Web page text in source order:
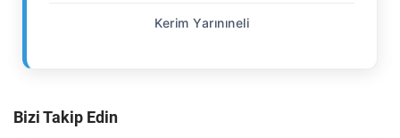
Kerim Yarınıneli
Bizi Takip Edin